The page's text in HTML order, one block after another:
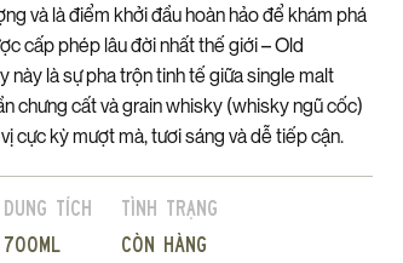
và là điểm khởi đầu hoàn hảo để khám phá
cấp phép lâu đời nhất thế giới – Old
này là sự pha trộn tinh tế giữa single malt
chưng cất và grain whisky (whisky ngũ cốc)
cực kỳ mượt mà, tươi sáng và dễ tiếp cận.
Dung tích
700ml
Tình trạng
Còn hàng